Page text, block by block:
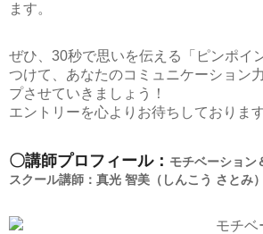
ます。
ぜひ、30秒で思いを伝える「ピンポイ
つけて、あなたのコミュニケーション
プさせていきましょう！
エントリーを心よりお待ちしております
〇講師プロフィール： モチベーション
スクール講師：真光 智美（しんこう さとみ）
モチベ